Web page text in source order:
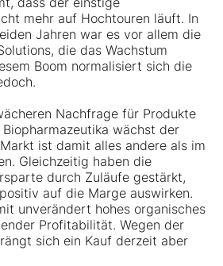
mehr auf Hochtouren läuft. In
Jahren war es vor allem die
die das Wachstum
Boom normalisiert sich die
Nachfrage für Produkte
wächst der
ist damit alles andere als im
Gleichzeitig haben die
durch Zuläufe gestärkt,
auf die Marge auswirken.
unverändert hohes organisches
Profitabilität. Wegen der
sich ein Kauf derzeit aber